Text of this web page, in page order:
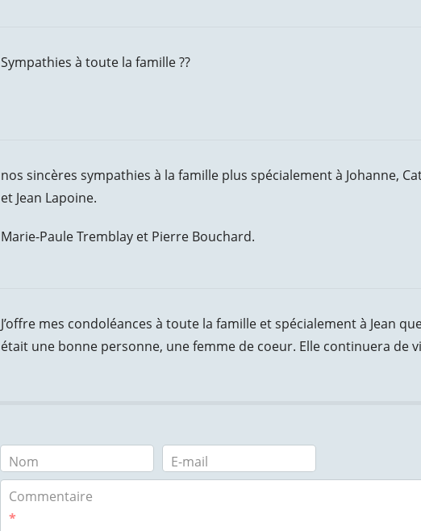
Sympathies à toute la famille ??
nos sincères sympathies à la famille plus spécialement à Johanne,
et Jean Lapoine.
Marie-Paule Tremblay et Pierre Bouchard.
J’offre mes condoléances à toute la famille et spécialement à Jean
était une bonne personne, une femme de coeur. Elle continuera de
Nom
E-mail
Commentaire
*